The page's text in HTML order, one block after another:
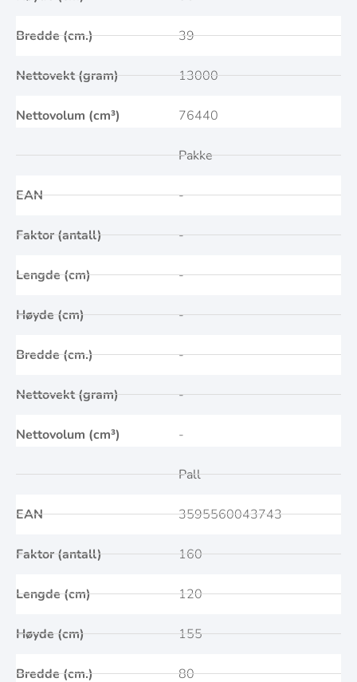
Bredde (cm.)
Nettovekt (gram)
Nettovolum (cm³)
39
13000
76440
EAN
Faktor (antall)
Lengde (cm)
Høyde (cm)
Bredde (cm.)
Nettovekt (gram)
Nettovolum (cm³)
Pakke
-
-
-
-
-
-
-
EAN
Faktor (antall)
Lengde (cm)
Høyde (cm)
Bredde (cm.)
Pall
3595560043743
160
120
155
80